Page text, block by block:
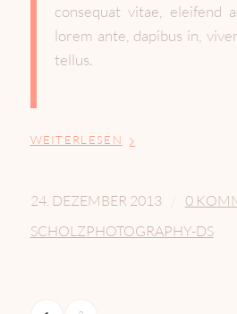
consequat vitae, eleifend
lorem ante, dapibus in,
tellus.
WEITERLESEN
24. DEZEMBER 2013 0
SCHOLZPHOTOGRAPHY-DS